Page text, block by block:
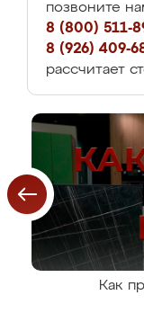
позвоните
8 (800) 511-
8 (926) 409-
рассчитает
Как